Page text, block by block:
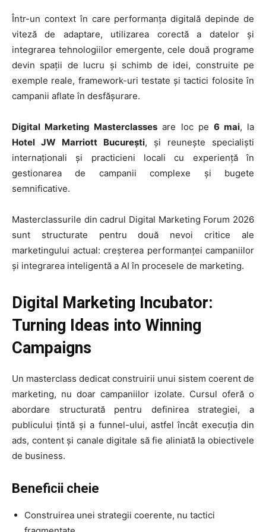
Într-un context în care performanța digitală depinde de
viteză de adaptare, utilizarea corectă a datelor și
integrarea tehnologiilor emergente, cele două programe
devin spații de lucru și schimb de idei, construite pe
exemple reale, framework-uri testate și tactici folosite în
campanii aflate în desfășurare.
Digital Marketing Masterclasses are loc pe 6 mai, la
Hotel JW Marriott București, și reunește specialiști
internaționali și practicieni locali cu experiență în
gestionarea de campanii complexe și bugete
semnificative.
Masterclassurile din cadrul Digital Marketing Forum 2026
sunt structurate pentru două nevoi critice ale
marketingului actual: creșterea performanței campaniilor
și integrarea inteligentă a AI în procesele de marketing.
Digital Marketing Incubator:
Turning Ideas into Winning
Campaigns
Un masterclass dedicat construirii unui sistem coerent de
marketing, nu doar campaniilor izolate. Cursul oferă o
abordare structurată pentru definirea strategiei, a
publicului țintă și a funnel-ului, astfel încât execuția din
ads, content și canale digitale să fie aliniată la obiectivele
de business.
Beneficii cheie
Construirea unei strategii coerente, nu tactici